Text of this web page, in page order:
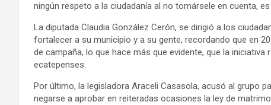
ningún respeto a la ciudadanía al no tomársele en cuenta,
La diputada Claudia González Cerón, se dirigió a los
fortalecer a su municipio y a su gente, recordando que en
de campaña, lo que hace más que evidente, que la
ecatepenses.
Por último, la legisladora Araceli Casasola, acusó al grupo
negarse a aprobar en reiteradas ocasiones la ley de